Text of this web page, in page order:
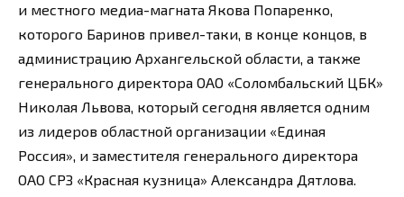
и местного медиа-магната Якова Попаренко,
которого Баринов привел-таки, в конце концов, в
администрацию Архангельской области, а также
генерального директора ОАО «Соломбальский ЦБК»
Николая Львова, который сегодня является одним
из лидеров областной организации «Единая
Россия», и заместителя генерального директора
ОАО СРЗ «Красная кузница» Александра Дятлова.